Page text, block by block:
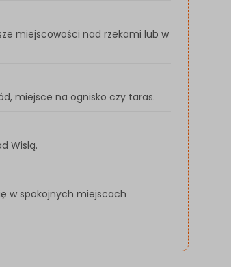
miejscowości nad rzekami lub w
miejsce na ognisko czy taras.
Wisłą.
w spokojnych miejscach